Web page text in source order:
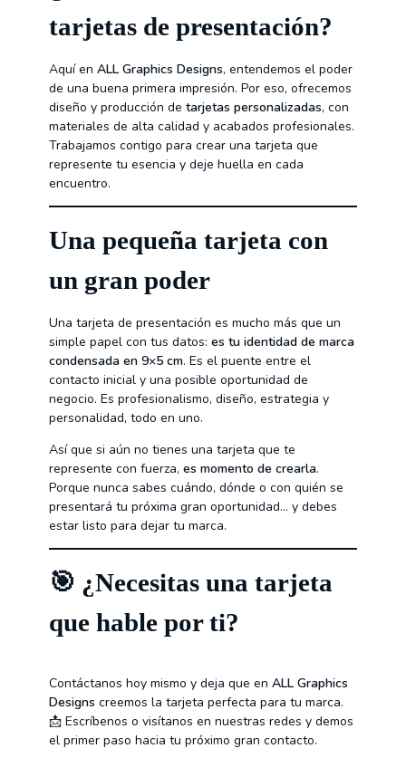
tarjetas de presentación?
Aquí en ALL Graphics Designs, entendemos el poder
de una buena primera impresión. Por eso, ofrecemos
diseño y producción de tarjetas personalizadas, con
materiales de alta calidad y acabados profesionales.
Trabajamos contigo para crear una tarjeta que
represente tu esencia y deje huella en cada
encuentro.
Una pequeña tarjeta con
un gran poder
Una tarjeta de presentación es mucho más que un
simple papel con tus datos: es tu identidad de marca
condensada en 9×5 cm. Es el puente entre el
contacto inicial y una posible oportunidad de
negocio. Es profesionalismo, diseño, estrategia y
personalidad, todo en uno.
Así que si aún no tienes una tarjeta que te
represente con fuerza, es momento de crearla.
Porque nunca sabes cuándo, dónde o con quién se
presentará tu próxima gran oportunidad… y debes
estar listo para dejar tu marca.
🎯 ¿Necesitas una tarjeta
que hable por ti?
Contáctanos hoy mismo y deja que en ALL Graphics
Designs creemos la tarjeta perfecta para tu marca.
📩 Escríbenos o visítanos en nuestras redes y demos
el primer paso hacia tu próximo gran contacto.